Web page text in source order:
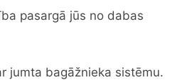
pasargā jūs no dabas
jumta bagāžnieka sistēmu.